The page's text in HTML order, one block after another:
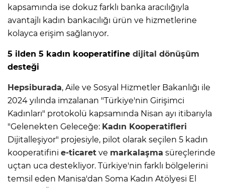
kapsamında ise dokuz farklı banka aracılığıyla
avantajlı kadın bankacılığı ürün ve hizmetlerine
kolayca erişim sağlanıyor.
5 ilden 5 kadın kooperatifine dijital dönüşüm
desteği
Hepsiburada, Aile ve Sosyal Hizmetler Bakanlığı ile
2024 yılında imzalanan "Türkiye'nin Girişimci
Kadınları" protokolü kapsamında Nisan ayı itibarıyla
"Gelenekten Geleceğe: Kadın Kooperatifleri
Dijitalleşiyor" projesiyle, pilot olarak seçilen 5 kadın
kooperatifini e-ticaret ve markalaşma süreçlerinde
uçtan uca destekliyor. Türkiye'nin farklı bölgelerini
temsil eden Manisa'dan Soma Kadın Atölyesi El